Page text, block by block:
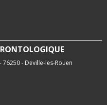
- Deville-les-Rouen